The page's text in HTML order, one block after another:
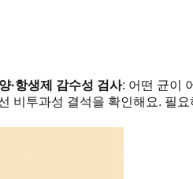
·항생제 감수성 검사: 어떤 균이
비투과성 결석을 확인해요. 필